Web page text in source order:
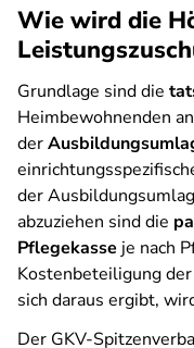
Wie wird die
Grundlage sind die
Heimbewohnenden
der
der
abzuziehen sind die
Pflegekasse je nach
Kostenbeteiligung
sich daraus ergibt,
Der GKV-